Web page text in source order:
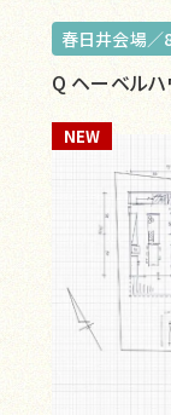
春日井会場／
Q ヘーベルハ
NEW